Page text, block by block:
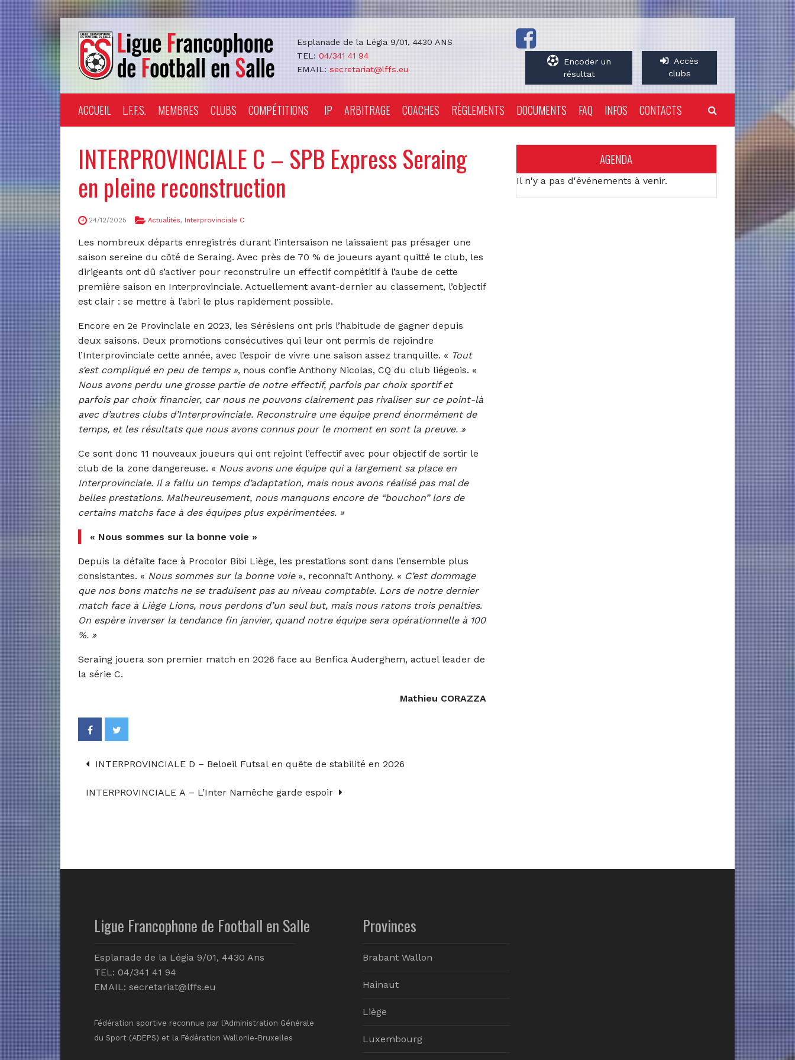
Esplanade de la Légia 9/01, 4430 ANS
TEL: 04/341 41 94
EMAIL: secretariat@lffs.eu
Encoder un
résultat
Accès
clubs
ACCUEIL L.F.F.S. MEMBRES CLUBS COMPÉTITIONS IP ARBITRAGE COACHES RÈGLEMENTS DOCUMENTS FAQ INFOS CONTACTS
INTERPROVINCIALE C – SPB Express Seraing
en pleine reconstruction
24/12/2025 Actualités, Interprovinciale C
Les nombreux départs enregistrés durant l’intersaison ne laissaient pas présager une
saison sereine du côté de Seraing. Avec près de 70 % de joueurs ayant quitté le club, les
dirigeants ont dû s’activer pour reconstruire un effectif compétitif à l’aube de cette
première saison en Interprovinciale. Actuellement avant-dernier au classement, l’objectif
est clair : se mettre à l’abri le plus rapidement possible.
Encore en 2e Provinciale en 2023, les Sérésiens ont pris l’habitude de gagner depuis
deux saisons. Deux promotions consécutives qui leur ont permis de rejoindre
l’Interprovinciale cette année, avec l’espoir de vivre une saison assez tranquille. « Tout
s’est compliqué en peu de temps », nous confie Anthony Nicolas, CQ du club liégeois. «
Nous avons perdu une grosse partie de notre effectif, parfois par choix sportif et
parfois par choix financier, car nous ne pouvons clairement pas rivaliser sur ce point-là
avec d’autres clubs d’Interprovinciale. Reconstruire une équipe prend énormément de
temps, et les résultats que nous avons connus pour le moment en sont la preuve. »
Ce sont donc 11 nouveaux joueurs qui ont rejoint l’effectif avec pour objectif de sortir le
club de la zone dangereuse. « Nous avons une équipe qui a largement sa place en
Interprovinciale. Il a fallu un temps d’adaptation, mais nous avons réalisé pas mal de
belles prestations. Malheureusement, nous manquons encore de “bouchon” lors de
certains matchs face à des équipes plus expérimentées. »
« Nous sommes sur la bonne voie »
Depuis la défaite face à Procolor Bibi Liège, les prestations sont dans l’ensemble plus
consistantes. « Nous sommes sur la bonne voie», reconnaît Anthony. « C’est dommage
que nos bons matchs ne se traduisent pas au niveau comptable. Lors de notre dernier
match face à Liège Lions, nous perdons d’un seul but, mais nous ratons trois penalties.
On espère inverser la tendance fin janvier, quand notre équipe sera opérationnelle à 100
%. »
Seraing jouera son premier match en 2026 face au Benfica Auderghem, actuel leader de
la série C.
Mathieu CORAZZA
INTERPROVINCIALE D – Beloeil Futsal en quête de stabilité en 2026
INTERPROVINCIALE A – L’Inter Namêche garde espoir
AGENDA
Il n'y a pas d'événements à venir.
Ligue Francophone de Football en Salle
Esplanade de la Légia 9/01, 4430 Ans
TEL: 04/341 41 94
EMAIL: secretariat@lffs.eu
Fédération sportive reconnue par l’Administration Générale
du Sport (ADEPS) et la Fédération Wallonie-Bruxelles
Provinces
Brabant Wallon
Hainaut
Liège
Luxembourg